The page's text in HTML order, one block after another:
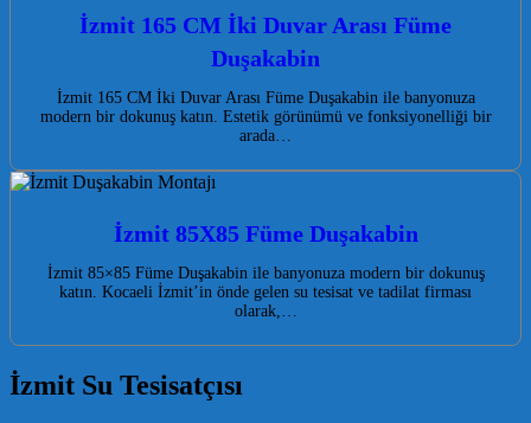
İzmit 165 CM İki Duvar Arası Füme
Duşakabin
İzmit 165 CM İki Duvar Arası Füme Duşakabin ile banyonuza
modern bir dokunuş katın. Estetik görünümü ve fonksiyonelliği bir
arada…
İzmit 85X85 Füme Duşakabin
İzmit 85×85 Füme Duşakabin ile banyonuza modern bir dokunuş
katın. Kocaeli İzmit’in önde gelen su tesisat ve tadilat firması
olarak,…
İzmit Su Tesisatçısı